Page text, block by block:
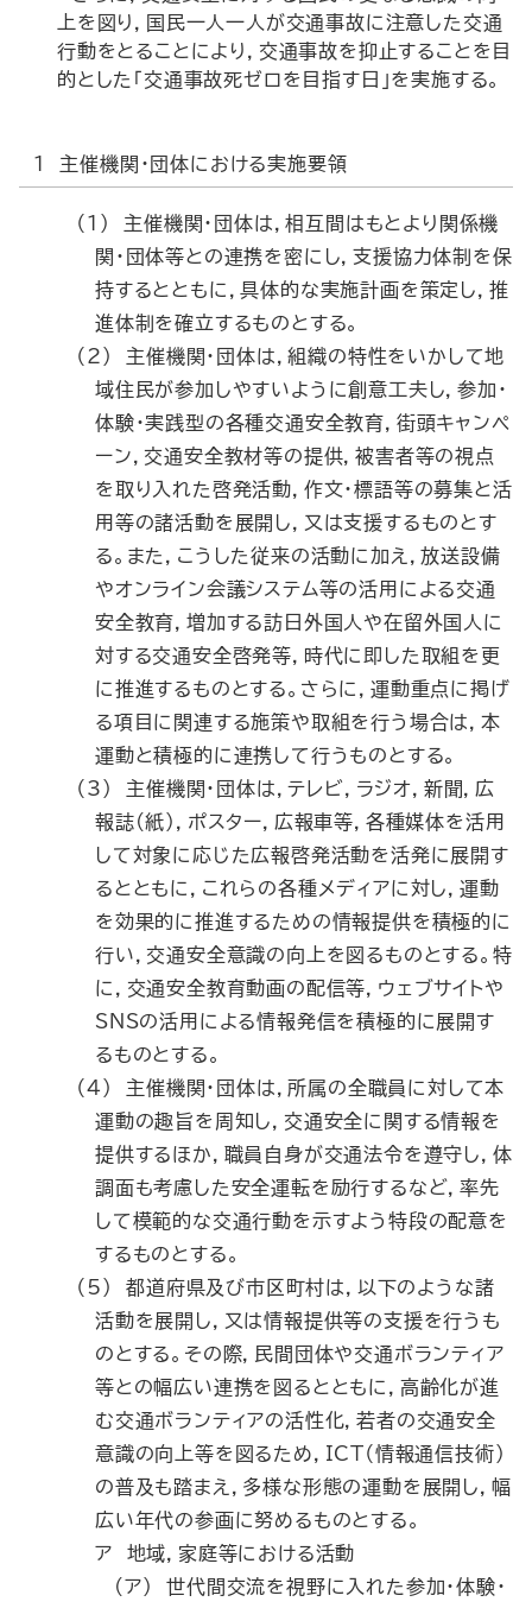
上を図り，国民一人一人が交通事故に注意した交通
行動をとることにより，交通事故を抑止することを目
的とした「交通事故死ゼロを目指す日」を実施する。
1 主催機関・団体における実施要領
（1） 主催機関・団体は，相互間はもとより関係機
関・団体等との連携を密にし，支援協力体制を保
持するとともに，具体的な実施計画を策定し，推
進体制を確立するものとする。
（2） 主催機関・団体は，組織の特性をいかして地
域住民が参加しやすいように創意工夫し，参加・
体験・実践型の各種交通安全教育，街頭キャンペ
ーン，交通安全教材等の提供，被害者等の視点
を取り入れた啓発活動，作文・標語等の募集と活
用等の諸活動を展開し，又は支援するものとす
る。また，こうした従来の活動に加え，放送設備
やオンライン会議システム等の活用による交通
安全教育，増加する訪日外国人や在留外国人に
対する交通安全啓発等，時代に即した取組を更
に推進するものとする。さらに，運動重点に掲げ
る項目に関連する施策や取組を行う場合は，本
運動と積極的に連携して行うものとする。
（3） 主催機関・団体は，テレビ，ラジオ，新聞，広
報誌(紙)，ポスター，広報車等，各種媒体を活用
して対象に応じた広報啓発活動を活発に展開す
るとともに，これらの各種メディアに対し，運動
を効果的に推進するための情報提供を積極的に
行い，交通安全意識の向上を図るものとする。特
に，交通安全教育動画の配信等，ウェブサイトや
SNSの活用による情報発信を積極的に展開す
るものとする。
（4） 主催機関･団体は，所属の全職員に対して本
運動の趣旨を周知し，交通安全に関する情報を
提供するほか，職員自身が交通法令を遵守し，体
調面も考慮した安全運転を励行するなど，率先
して模範的な交通行動を示すよう特段の配意を
するものとする。
（5） 都道府県及び市区町村は，以下のような諸
活動を展開し，又は情報提供等の支援を行うも
のとする。その際，民間団体や交通ボランティア
等との幅広い連携を図るとともに，高齢化が進
む交通ボランティアの活性化，若者の交通安全
意識の向上等を図るため， ICT（情報通信技術）
の普及も踏まえ，多様な形態の運動を展開し，幅
広い年代の参画に努めるものとする。
ア 地域，家庭等における活動
(ア) 世代間交流を視野に入れた参加・体験・